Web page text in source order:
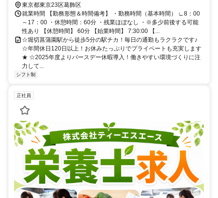
職場です！
東京都東京23区葛飾区
就業時間 【勤務形態＆時間備考】 ・勤務時間（基本時間） ∟8：00
～17：00 ・休憩時間：60分 ・残業ほぼなし ・※多少前後する可能
性あり 【休憩時間】 60分 【始業時間】 7:30:00 【...
☆堀切菖蒲園駅から徒歩5分の駅チカ！毎日の通勤もラクラクです♪
☆年間休日120日以上！お休みたっぷりでプライベートも充実します
★ ☆2025年度よりバースデー休暇導入！働きやすい環境づくりに注
力して...
シフト制
正社員